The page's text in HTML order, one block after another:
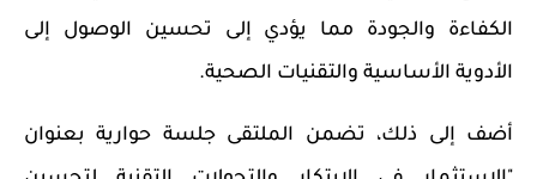
الكفاءة والجودة مما يؤدي إلى تحسين الوصول إلى
الأدوية الأساسية والتقنيات الصحية.
أضف إلى ذلك، تضمن الملتقى جلسة حوارية بعنوان